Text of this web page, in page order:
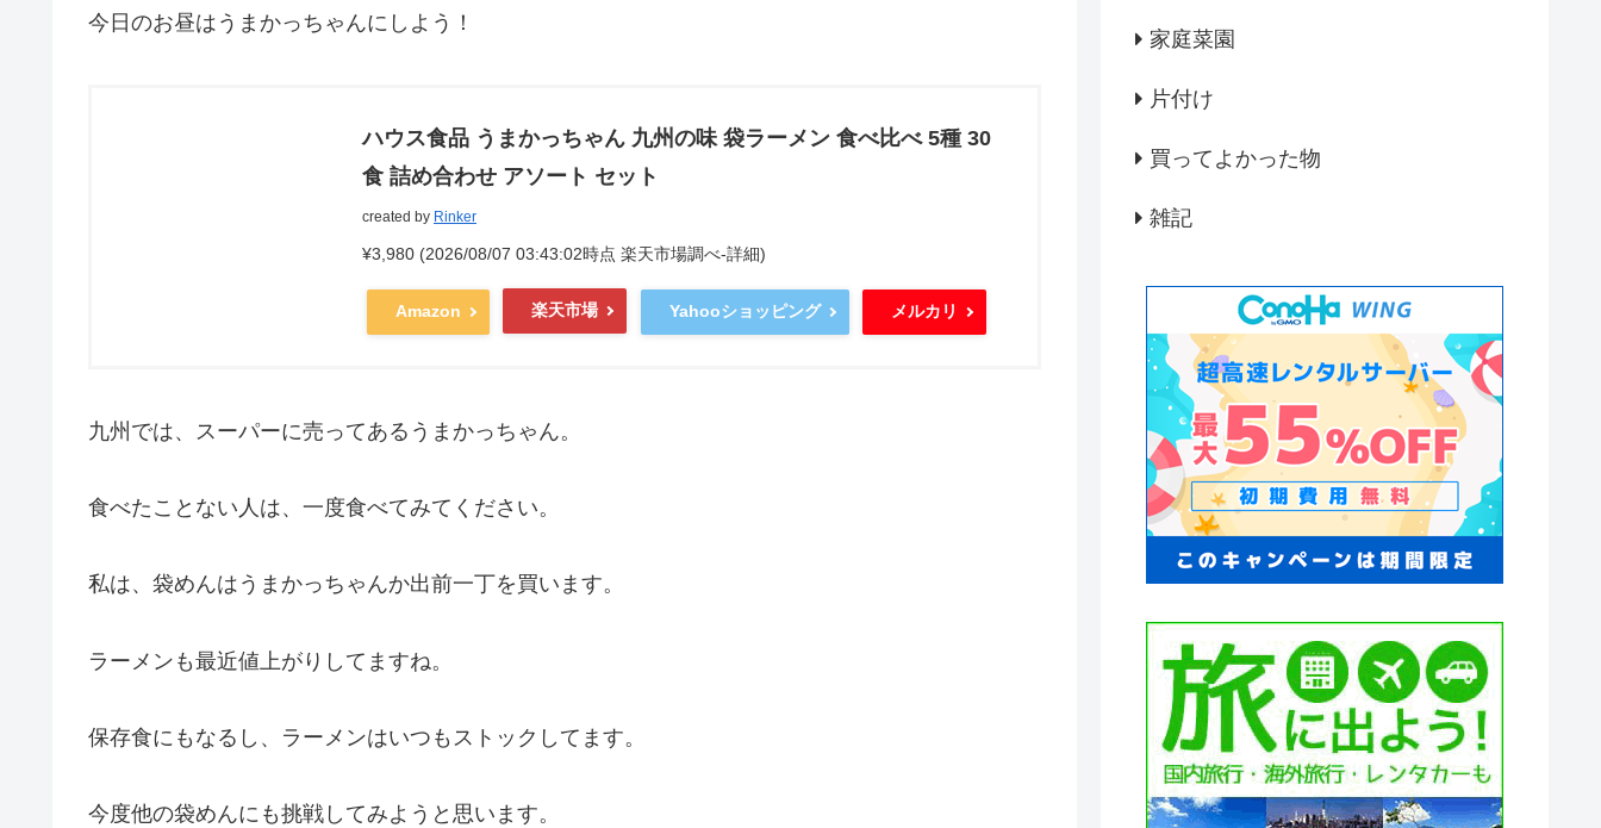
今日のお昼はうまかっちゃんにしよう！
ハウス食品 うまかっちゃん 九州の味 袋ラーメン 食べ比べ 5種 30
食 詰め合わせ アソート セット
created by Rinker
¥3,980 (2026/08/07 03:43:02時点 楽天市場調べ-詳細)
Amazon 楽天市場 Yahooショッピング メルカリ
九州では、スーパーに売ってあるうまかっちゃん。
食べたことない人は、一度食べてみてください。
私は、袋めんはうまかっちゃんか出前一丁を買います。
ラーメンも最近値上がりしてますね。
保存食にもなるし、ラーメンはいつもストックしてます。
今度他の袋めんにも挑戦してみようと思います。
家庭菜園
片付け
買ってよかった物
雑記